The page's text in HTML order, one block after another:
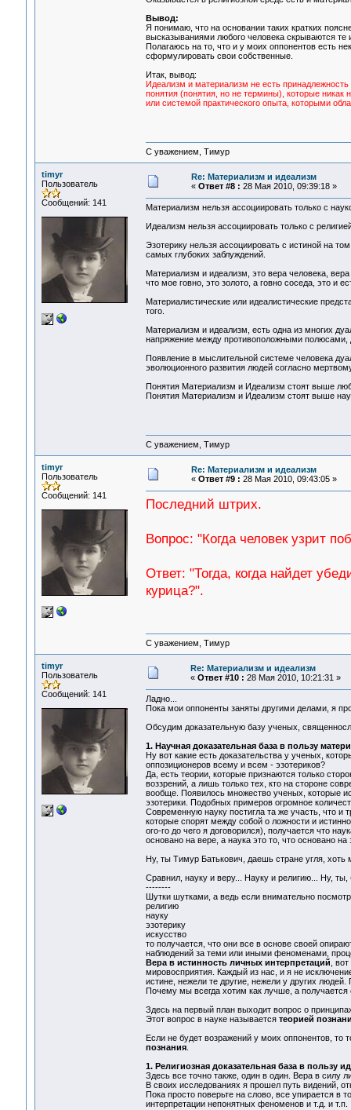
Вывод:
Я понимаю, что на основании таких кратких
высказываниями любого человека скрываются те
Полагаюсь на то, что и у моих оппонентов есть
сформулировать свои собственные.
Итак, вывод:
Идеализм и материализм не есть
понятия (понятия, но не термины), которые никак
или системой практического опыта, которыми
С уважением, Тимур
timyr
Пользователь
Сообщений: 141
Re: Материализм и идеализм
« Ответ #8 : 28 Мая 2010, 09:39:18 »
Материализм нельзя ассоциировать только с
Идеализм нельзя ассоциировать только с
Эзотерику нельзя ассоциировать с истиной на
самых глубоких заблуждений.
Материализм и идеализм, это вера человека,
что мое говно, это золото, а говно соседа, это и
Материалистические или идеалистические
того.
Материализм и идеализм, есть одна из многих
напряжение между противоположными полюсами,
Появление в мыслительной системе человека
эволюционного развития людей согласно
Понятия Материализм и Идеализм стоят выше
Понятия Материализм и Идеализм стоят выше
С уважением, Тимур
timyr
Пользователь
Сообщений: 141
Re: Материализм и идеализм
« Ответ #9 : 28 Мая 2010, 09:43:05 »
Последний штрих.
Вопрос: "Когда человек узрит
Ответ: "Тогда, когда найдет
курица?".
С уважением, Тимур
timyr
Пользователь
Сообщений: 141
Re: Материализм и идеализм
« Ответ #10 : 28 Мая 2010, 10:21:31 »
Ладно...
Пока мои оппоненты заняты другими делами, я
Обсудим доказательную базу ученых,
1. Научная доказательная база в пользу
Ну вот какие есть доказательства у ученых,
оппозиционеров всему и всем - эзотериков?
Да, есть теории, которые признаются только
воззрений, а лишь только тех, кто на стороне
вообще. Появилось множество ученых, которые
эзотерики. Подобных примеров огромное
Современную науку постигла та же участь, что и
которые спорят между собой о ложности и
ого-го до чего я договорился), получается что
основано на вере, а наука это то, что основано на
Ну, ты Тимур Батькович, даешь стране угля, хоть
Сравнил, науку и веру... Науку и религию... Ну, ты,
--------
Шутки шутками, а ведь если внимательно
религию
науку
эзотерику
искусство
то получается, что они все в основе своей
наблюдений за теми или иными феноменами,
Вера в истинность личных интерпретаций ,
мировосприятия. Каждый из нас, и я не
истине, нежели те другие, нежели у других
Почему мы всегда хотим как лучше, а получается
Здесь на первый план выходит вопрос о
Этот вопрос в науке называется теорией
Если не будет возражений у моих оппонентов, то
познания.
1. Религиозная доказательная база в пользу
Здесь все точно также, один в один. Вера в силу
В своих исследованиях я прошел путь видений,
Пока просто поверьте на слово, все упирается
интерпретации непонятных феноменов и т.д. и т.п.